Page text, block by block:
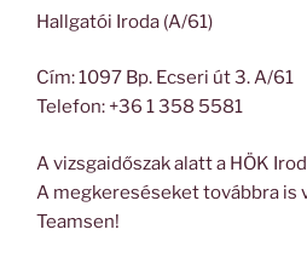
Hallgatói Iroda (A/61)
Cím: 1097 Bp. Ecseri út 3. A/61
Telefon: +36 1 358 5581
A vizsgaidőszak alatt a HÖK
A megkereséseket továbbra is
Teamsen!